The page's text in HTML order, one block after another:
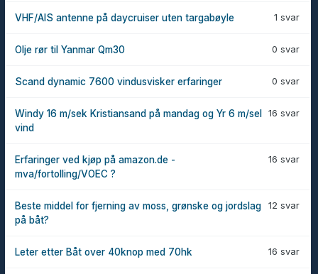
1 svar
VHF/AIS antenne på daycruiser uten targabøyle
0 svar
Olje rør til Yanmar Qm30
0 svar
Scand dynamic 7600 vindusvisker erfaringer
16 svar
Windy 16 m/sek Kristiansand på mandag og Yr 6 m/sel
vind
16 svar
Erfaringer ved kjøp på amazon.de -
mva/fortolling/VOEC ?
12 svar
Beste middel for fjerning av moss, grønske og jordslag
på båt?
16 svar
Leter etter Båt over 40knop med 70hk